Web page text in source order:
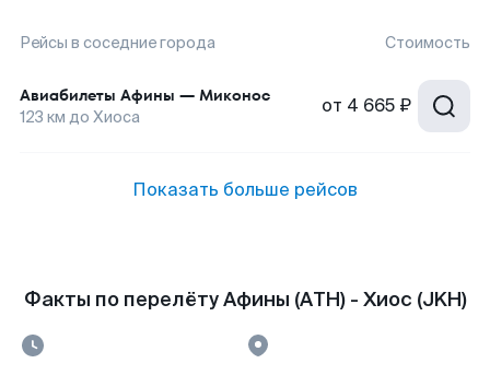
Рейсы в соседние города Стоимость
Авиабилеты Афины — Миконос
123 км до Хиоса от 4 665 ₽
Показать больше рейсов
Факты по перелёту Афины (ATH) - Хиос (JKH)